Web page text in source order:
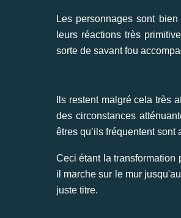
Les personnages sont
leurs réactions très
sorte de savant fou
Ils restent malgré cela très
des circonstances
êtres qu’ils fréquentent sont
Ceci étant la transformation
il marche sur le mur
juste titre.